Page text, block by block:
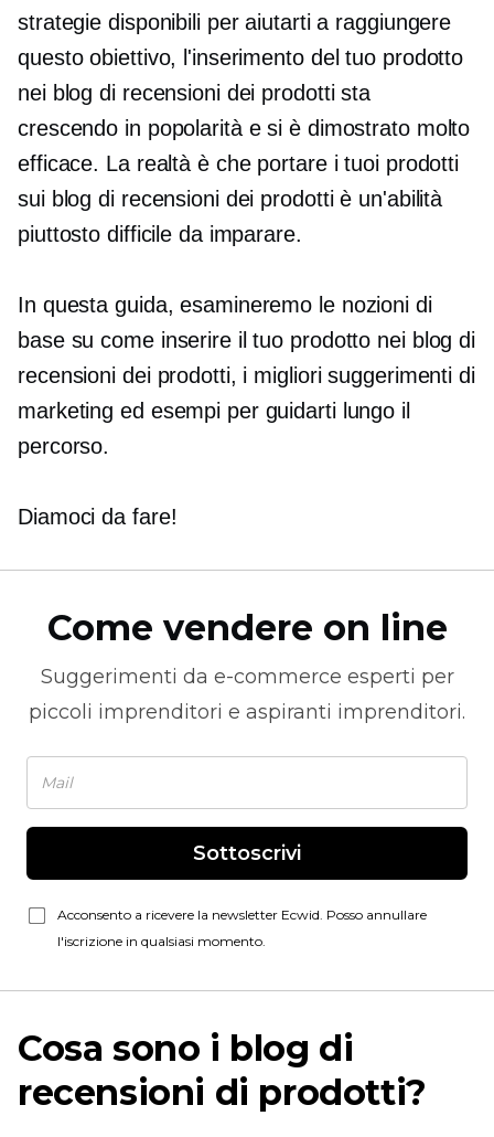
strategie disponibili per aiutarti a raggiungere
questo obiettivo, l'inserimento del tuo prodotto
nei blog di recensioni dei prodotti sta
crescendo in popolarità e si è dimostrato molto
efficace. La realtà è che portare i tuoi prodotti
sui blog di recensioni dei prodotti è un'abilità
piuttosto difficile da imparare.
In questa guida, esamineremo le nozioni di
base su come inserire il tuo prodotto nei blog di
recensioni dei prodotti, i migliori suggerimenti di
marketing ed esempi per guidarti lungo il
percorso.
Diamoci da fare!
Come vendere on line
Suggerimenti da e-commerce esperti per
piccoli imprenditori e aspiranti imprenditori.
Sottoscrivi
Acconsento a ricevere la newsletter Ecwid. Posso annullare
l'iscrizione in qualsiasi momento.
Cosa sono i blog di
recensioni di prodotti?